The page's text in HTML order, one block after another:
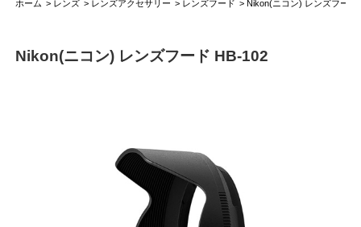
ホーム > レンズ > レンズアクセサリー > レンズフード >Nikon(ニコン) レンズフード
Nikon(ニコン) レンズフード HB-102